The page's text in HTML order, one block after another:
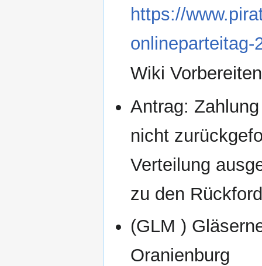
https://
onlineparteitag-
Wiki
Antrag:
nicht
Verteilung
zu den
(GLM )
Oranienburg